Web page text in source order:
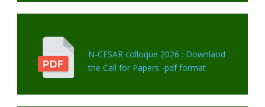
N-CESAR colloque 2026 : Downlaod
the Call for Papers -pdf format